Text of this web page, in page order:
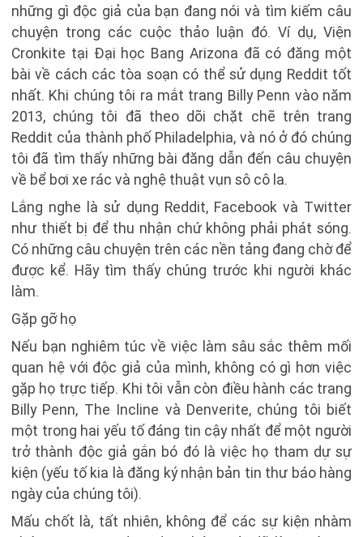
những gì độc giả của bạn đang nói và tìm kiếm câu
chuyện trong các cuộc thảo luận đó. Ví dụ, Viện
Cronkite tại Đại học Bang Arizona đã có đăng một
bài về cách các tòa soạn có thể sử dụng Reddit tốt
nhất. Khi chúng tôi ra mắt trang Billy Penn vào năm
2013, chúng tôi đã theo dõi chặt chẽ trên trang
Reddit của thành phố Philadelphia, và nó ở đó chúng
tôi đã tìm thấy những bài đăng dẫn đến câu chuyện
về bể bơi xe rác và nghệ thuật vụn sô cô la.
Lắng nghe là sử dụng Reddit, Facebook và Twitter
như thiết bị để thu nhận chứ không phải phát sóng.
Có những câu chuyện trên các nền tảng đang chờ để
được kể. Hãy tìm thấy chúng trước khi người khác
làm.
Gặp gỡ họ
Nếu bạn nghiêm túc về việc làm sâu sắc thêm mối
quan hệ với độc giả của mình, không có gì hơn việc
gặp họ trực tiếp. Khi tôi vẫn còn điều hành các trang
Billy Penn, The Incline và Denverite, chúng tôi biết
một trong hai yếu tố đáng tin cậy nhất để một người
trở thành độc giả gắn bó đó là việc họ tham dự sự
kiện (yếu tố kia là đăng ký nhận bản tin thư báo hàng
ngày của chúng tôi).
Mấu chốt là, tất nhiên, không để các sự kiện nhàm